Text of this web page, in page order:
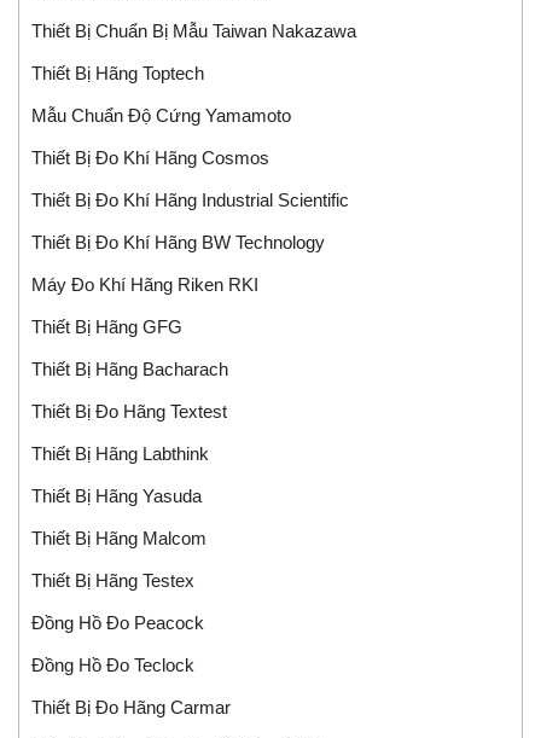
Thiết Bị Chuẩn Bị Mẫu Taiwan Nakazawa
Thiết Bị Hãng Toptech
Mẫu Chuẩn Độ Cứng Yamamoto
Thiết Bị Đo Khí Hãng Cosmos
Thiết Bị Đo Khí Hãng Industrial Scientific
Thiết Bị Đo Khí Hãng BW Technology
Máy Đo Khí Hãng Riken RKI
Thiết Bị Hãng GFG
Thiết Bị Hãng Bacharach
Thiết Bị Đo Hãng Textest
Thiết Bị Hãng Labthink
Thiết Bị Hãng Yasuda
Thiết Bị Hãng Malcom
Thiết Bị Hãng Testex
Đồng Hồ Đo Peacock
Đồng Hồ Đo Teclock
Thiết Bị Đo Hãng Carmar